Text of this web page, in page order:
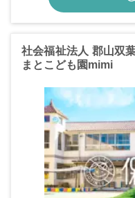
社会福祉法人 郡山双
まとこども園mimi